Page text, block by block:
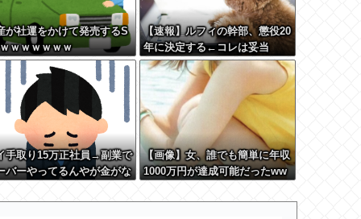
が社運をかけて発売するS
ｗｗｗｗｗｗ
【速報】ルフィの幹部、懲役20
年に決定する←コレは妥当
か？？？？？？？
手取り15万正社員→副業で
バーやってるんやが金がな
【画像】女、誰でも簡単に年収
1000万円が達成可能だったww